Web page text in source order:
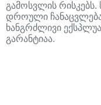
გამოსვლის
დროული ჩანაცვლება
ხანგრძლივი
გარანტიაა.